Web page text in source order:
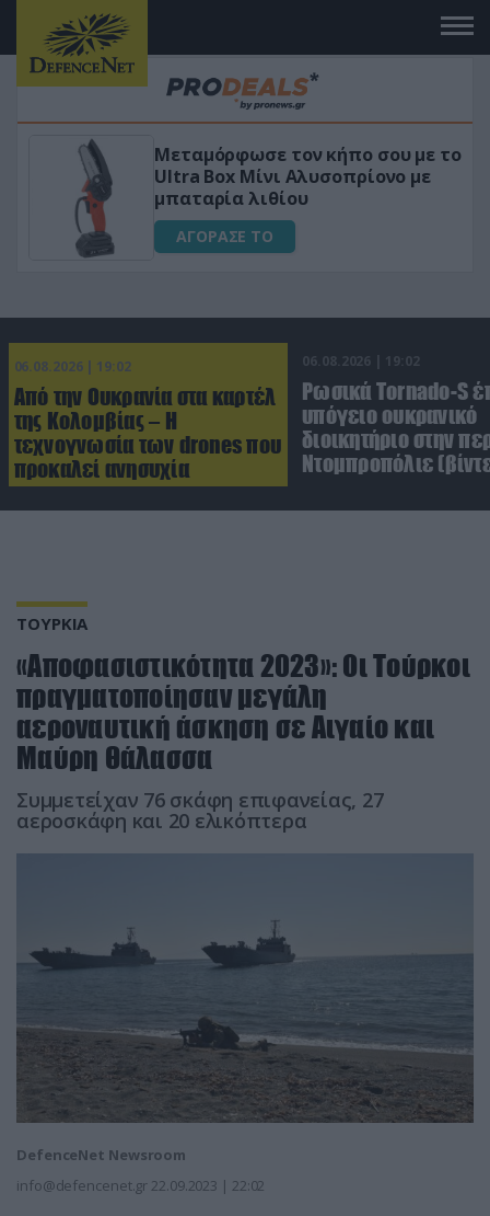
τον κήπο σου με το
Αλυσοπρίονο με
«Μαγική»
για αύξηση
06.08.2026 | 19:02
Από την Ουκρανία στα καρτέλ
της Κολομβίας – Η
τεχνογνωσία των drones που
προκαλεί ανησυχία
06.08.2026 | 19:02
Ρωσικά Tornado-S
υπόγειο ουκρανικό
διοικητήριο στην
Ντομπροπόλιε
ΤΟΥΡΚΙΑ
«Αποφασιστικότητα 2023»: Οι Τούρκοι
πραγματοποίησαν μεγάλη
αεροναυτική άσκηση σε Αιγαίο και
Μαύρη Θάλασσα
Συμμετείχαν 76 σκάφη επιφανείας, 27
αεροσκάφη και 20 ελικόπτερα
DefenceNet Newsroom
info@defencenet.gr 22.09.2023 | 22:02